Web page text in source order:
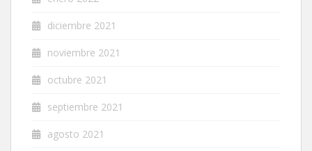
diciembre 2021
noviembre 2021
octubre 2021
septiembre 2021
agosto 2021